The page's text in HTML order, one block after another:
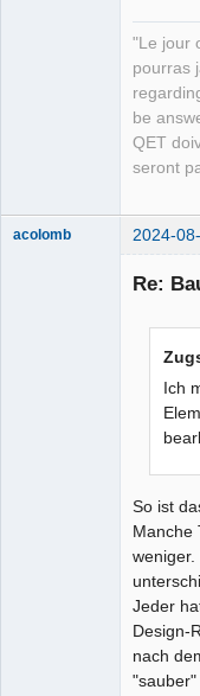
"Le jour
pourras
be
QET
seront
acolomb 2024-
Re:
Ich
So ist
Manche
Jeder
Design-
nach
"sauber"